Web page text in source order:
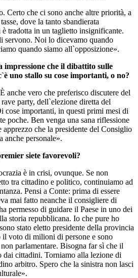
Certo che ci sono anche altre priorità, a
dove la tanto sbandierata
tradotta in un taglietto insignificante.
servono. Noi lo dicevamo quando
quando siamo all`opposizione».
che il dibattito sulle
uno stallo su cose importanti, o no?
anche vero che preferisco discutere del
party, dell`elezione diretta del
cose importanti, in questi primi mesi di
poche. Ben venga una sana riflessione
che la presidente del Consiglio
anche personale».
siete favorevoli?
è in crisi, ovunque. Se non
tra cittadino e politico, continuiamo ad
Pensi a Conte: prima di essere
mai fatto neanche il consigliere di
permesso di guidare il Paese in uno dei
storia repubblicana. Io che pure ho
stato eletto presidente della provincia
il voto di milioni di persone e sono
parlamentare. Bisogna far sì che il
dai cittadini. Torniamo alla lezione di
arbitro. Spero che la sinistra non lasci